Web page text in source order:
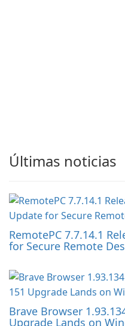
Últimas noticias
RemotePC 7.7.14.1
for Secure Remote
Brave Browser
Upgrade Lands on